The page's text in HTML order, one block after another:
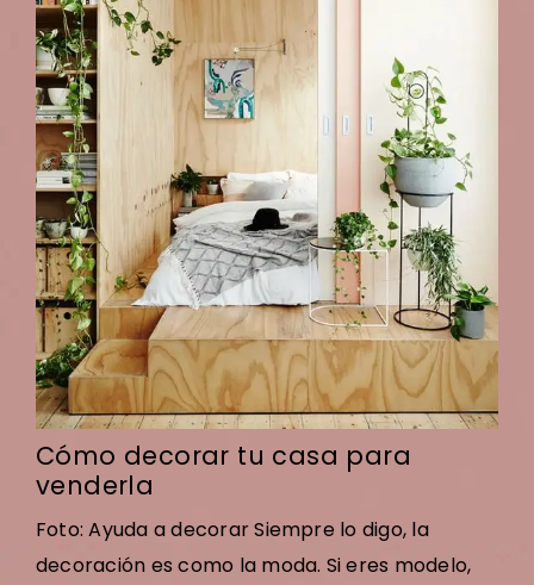
Cómo decorar tu casa para
venderla
Foto: Ayuda a decorar Siempre lo digo, la
decoración es como la moda. Si eres modelo,